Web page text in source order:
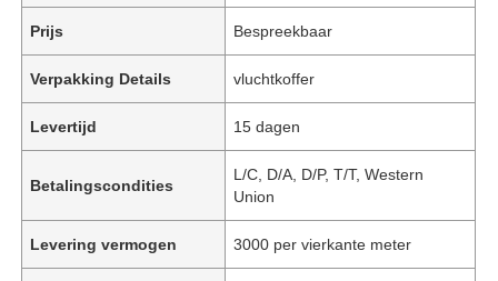
Prijs Bespreekbaar
Verpakking Details vluchtkoffer
Levertijd 15 dagen
Betalingscondities
L/C, D/A, D/P, T/T, Western
Union
Levering vermogen 3000 per vierkante meter